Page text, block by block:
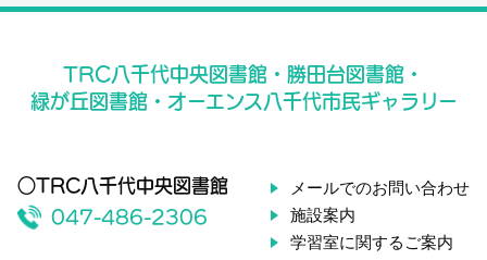
TRC八千代中央図書館・勝田台図書館・
緑が丘図書館・オーエンス八千代市民ギャラリー
○TRC八千代中央図書館
047-486-2306
メールでのお問い合わせ
施設案内
学習室に関するご案内